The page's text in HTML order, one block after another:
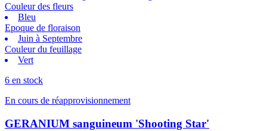
Couleur des fleurs
Bleu
Epoque de floraison
Juin à Septembre
Couleur du feuillage
Vert
6 en stock
En cours de réapprovisionnement
GERANIUM sanguineum 'Shooting Star'